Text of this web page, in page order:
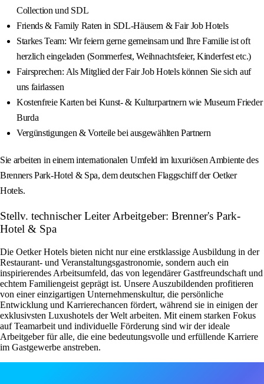
Collection und SDL
Friends & Family Raten in SDL-Häusern & Fair Job Hotels
Starkes Team: Wir feiern gerne gemeinsam und Ihre Familie ist oft
herzlich eingeladen (Sommerfest, Weihnachtsfeier, Kinderfest etc.)
Fairsprechen: Als Mitglied der Fair Job Hotels können Sie sich auf
uns fairlassen
Kostenfreie Karten bei Kunst- & Kulturpartnern wie Museum Frieder
Burda
Vergünstigungen & Vorteile bei ausgewählten Partnern
Sie arbeiten in einem internationalen Umfeld im luxuriösen Ambiente des
Brenners Park-Hotel & Spa, dem deutschen Flaggschiff der Oetker
Hotels.
Stellv. technischer Leiter Arbeitgeber: Brenner's Park-
Hotel & Spa
Die Oetker Hotels bieten nicht nur eine erstklassige Ausbildung in der
Restaurant- und Veranstaltungsgastronomie, sondern auch ein
inspirierendes Arbeitsumfeld, das von legendärer Gastfreundschaft und
echtem Familiengeist geprägt ist. Unsere Auszubildenden profitieren
von einer einzigartigen Unternehmenskultur, die persönliche
Entwicklung und Karrierechancen fördert, während sie in einigen der
exklusivsten Luxushotels der Welt arbeiten. Mit einem starken Fokus
auf Teamarbeit und individuelle Förderung sind wir der ideale
Arbeitgeber für alle, die eine bedeutungsvolle und erfüllende Karriere
im Gastgewerbe anstreben.